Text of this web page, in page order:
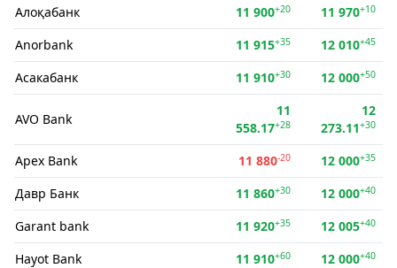
Алоқабанк 11 900+20 11 970+10
Anorbank 11 915+35 12 010+45
Асакабанк 11 910+30 12 000+50
AVO Bank
11
558.17+28
12
273.11+30
Apex Bank 11 880-20 12 000+35
Давр Банк 11 860+30 12 000+40
Garant bank 11 920+35 12 005+40
Hayot Bank 11 910+60 12 000+40